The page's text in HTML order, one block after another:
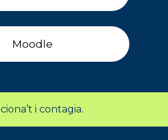
Moodle
i contagia.